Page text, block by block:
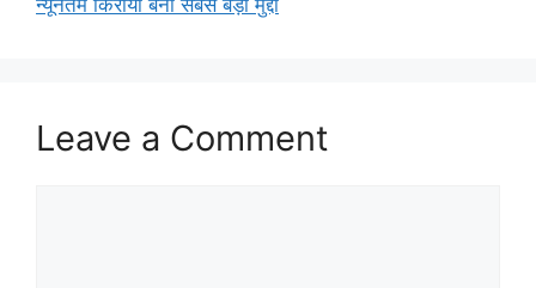
न्यूनतम किराया बना सबसे बड़ा मुद्दा
Leave a Comment